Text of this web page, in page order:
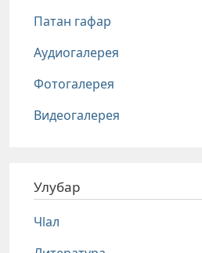
Патан гафар
Аудиогалерея
Фотогалерея
Видеогалерея
Улубар
Чlал